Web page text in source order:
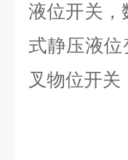
液位开关，
式静压液
叉物位开